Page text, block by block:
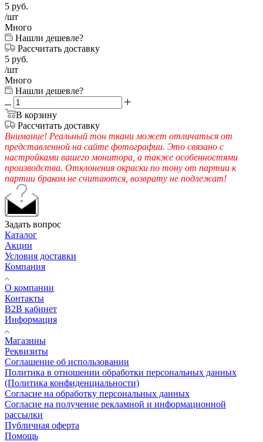
5 руб.
/шт
Много
Нашли дешевле?
Рассчитать доставку
5 руб.
/шт
Много
Нашли дешевле?
В корзину
Рассчитать доставку
Внимание! Реальный тон ткани может отличаться от
представленной на сайте фотографии. Это связано с
настройками вашего монитора, а также особенностями
производства. Отклонения окраски по тону от партии к
партии браком не считаются, возврату не подлежат!
Задать вопрос
Каталог
Акции
Условия доставки
Компания
О компании
Контакты
B2B кабинет
Информация
Магазины
Реквизиты
Соглашение об использовании
Политика в отношении обработки персональных данных
(Политика конфиденциальности)
Согласие на обработку персональных данных
Согласие на получение рекламной и информационной
рассылки
Публичная оферта
Помощь